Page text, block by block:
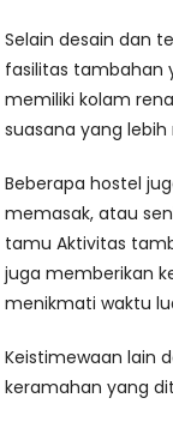
Selain desain dan
fasilitas tambahan
memiliki kolam
suasana yang
Beberapa hostel
memasak, atau
tamu Aktivitas
juga memberikan
menikmati waktu
Keistimewaan lain
keramahan yang